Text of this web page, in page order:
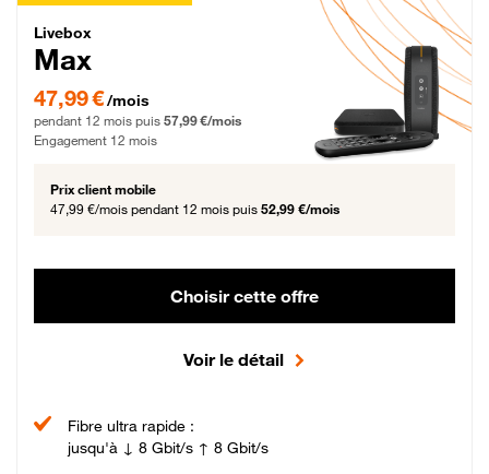
Livebox Max Fibre
Livebox
Max
47,99 € par mois pendant 12 mois puis 57,99 € par mois, Engagement 12 mois
47,99 €/mois
pendant 12 mois puis 57,99 €/mois
Engagement 12 mois
Prix client mobile
47,99 €/mois pendant 12 mois puis 52,99 €/mois
Choisir cette offre
Voir le détail
Fibre ultra rapide :
jusqu'à ↓ 8 Gbit/s ↑ 8 Gbit/s